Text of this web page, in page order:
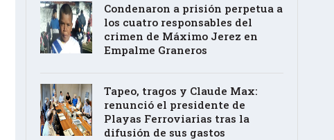
Condenaron a prisión perpetua a
los cuatro responsables del
crimen de Máximo Jerez en
Empalme Graneros
Tapeo, tragos y Claude Max:
renunció el presidente de
Playas Ferroviarias tras la
difusión de sus gastos